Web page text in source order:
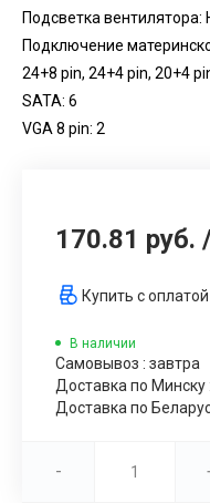
Подсветка вентилятора:
Подключение
24+8 pin, 24+4 pin, 20+4
SATA: 6
VGA 8 pin: 2
170.81 руб.
Купить с
В наличии
Самовывоз : завтра
Доставка по Минску
Доставка по
-